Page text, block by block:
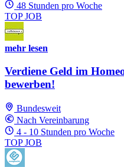
48 Stunden pro Woche
TOP JOB
mehr lesen
Verdiene Geld im
bewerben!
Bundesweit
Nach Vereinbarung
4 - 10 Stunden pro Woche
TOP JOB